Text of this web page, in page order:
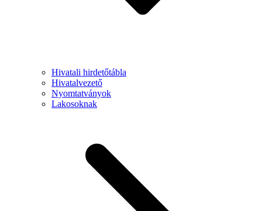
Hivatali hirdetőtábla
Hivatalvezető
Nyomtatványok
Lakosoknak